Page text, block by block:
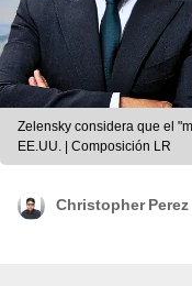
Zelensky considera que el
EE.UU. | Composición LR
Christopher Perez